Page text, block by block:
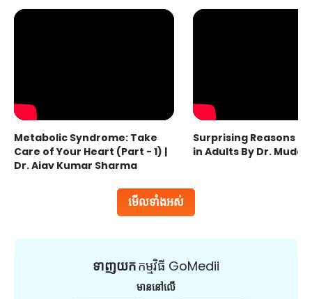
មើលទាំងអស់
Metabolic Syndrome: Take
Care of Your Heart (Part - 1) |
Dr. Ajay Kumar Sharma
Surprising Reasons
in Adults By Dr.
ទាញយកកម្មវិធី GoMedii
មាននៅលើ